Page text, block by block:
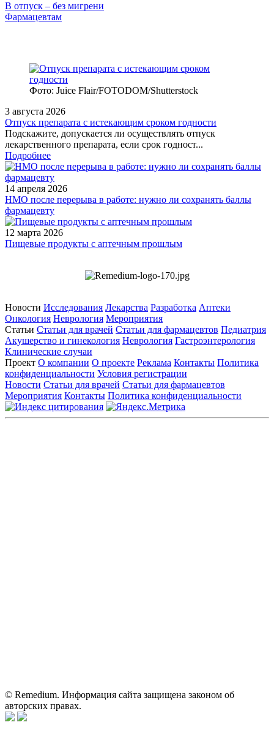
В отпуск – без мигрени
Фармацевтам
Фото: Juice Flair/FOTODOM/Shutterstoсk
3 августа 2026
Отпуск препарата с истекающим сроком годности
Подскажите, допускается ли осуществлять отпуск
лекарственного препарата, если срок годност...
Подробнее
14 апреля 2026
НМО после перерыва в работе: нужно ли сохранять баллы
фармацевту
12 марта 2026
Пищевые продукты с аптечным прошлым
Новости Исследования Лекарства Разработка Аптеки
Онкология Неврология Мероприятия
Статьи Статьи для врачей Статьи для фармацевтов Педиатрия
Акушерство и гинекология Неврология Гастроэнтерология
Клинические случаи
Проект О компании О проекте Реклама Контакты Политика
конфиденциальности Условия регистрации
Новости Статьи для врачей Статьи для фармацевтов
Мероприятия Контакты Политика конфиденциальности
© Remedium. Информация сайта защищена законом об
авторских правах.